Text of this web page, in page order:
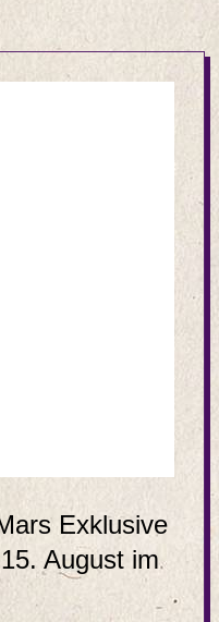
Exklusive
August im